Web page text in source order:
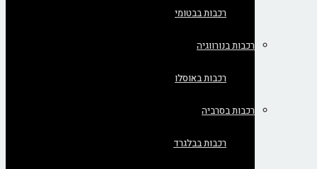
רכבות בבטומי
רכבות בנורווגיה
רכבות באוסלו
רכבות בסרביה
רכבות בבלגרד